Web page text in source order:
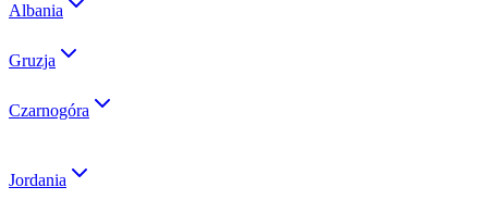
Albania
Gruzja
Czarnogóra
Jordania